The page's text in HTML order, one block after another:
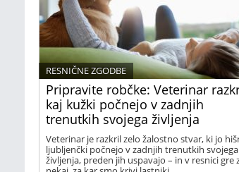
Pripravite robčke: Veterinar
kaj kužki počnejo v zadnjih
trenutkih svojega življenja
RESNIČNE ZGODBE
Veterinar je razkril zelo žalostno stvar, ki jo
ljubljenčki počnejo v zadnjih trenutkih svojega
življenja, preden jih uspavajo – in v resnici gre